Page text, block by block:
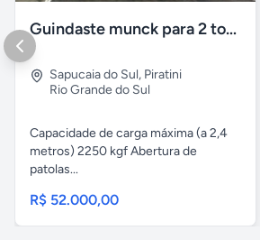
Guindaste munck para 2 toneladas
Sapucaia do Sul, Piratini
Rio Grande do Sul
Capacidade de carga máxima (a 2,4
metros) 2250 kgf Abertura de
patolas...
R$ 52.000,00